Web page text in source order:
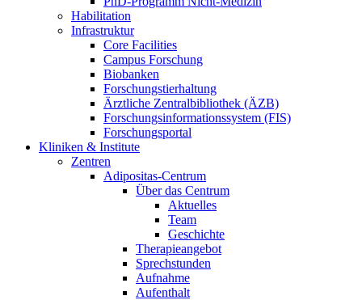
Habilitation
Infrastruktur
Core Facilities
Campus Forschung
Biobanken
Forschungstierhaltung
Ärztliche Zentralbibliothek (ÄZB)
Forschungsinformationssystem (FIS)
Forschungsportal
Kliniken & Institute
Zentren
Adipositas-Centrum
Über das Centrum
Aktuelles
Team
Geschichte
Therapieangebot
Sprechstunden
Aufnahme
Aufenthalt